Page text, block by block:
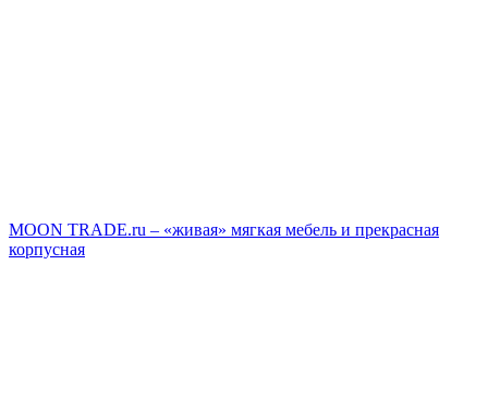
MOON TRADE.ru – «живая» мягкая мебель и прекрасная
корпусная